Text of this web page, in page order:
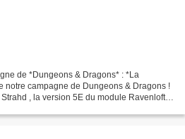
de *Dungeons & Dragons* : *La
notre campagne de Dungeons & Dragons !
, la version 5E du module Ravenloft…